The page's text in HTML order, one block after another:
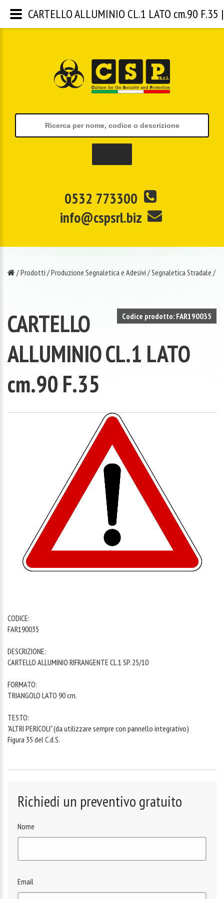
0532 773300
info@cspsrl.biz
/Prodotti /Produzione Segnaletica e Adesivi /Segnaletica Stradale /
Codice prodotto: FAR190035
CARTELLO
ALLUMINIO CL.1 LATO
cm.90 F.35
1
CODICE:
FAR190035
DESCRIZIONE:
CARTELLO ALLUMINIO RIFRANGENTE CL.1 SP. 25/10
FORMATO:
TRIANGOLO LATO 90 cm.
TESTO:
"ALTRI PERICOLI" (da utilizzare sempre con pannello integrativo)
Figura 35 del C.d.S.
Richiedi un preventivo gratuito
Nome
Email
CARTELLO ALLUMINIO CL.1 LATO cm.90 F.35 |